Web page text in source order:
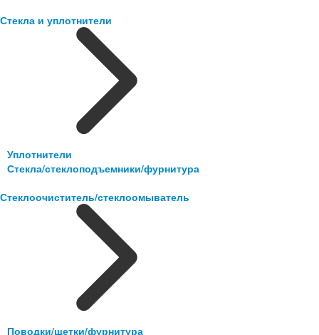
Стекла и уплотнители
Уплотнители
Стекла/стеклоподъемники/фурнитура
Стеклоочиститель/стеклоомыватель
Поводки/щетки/фурнитура